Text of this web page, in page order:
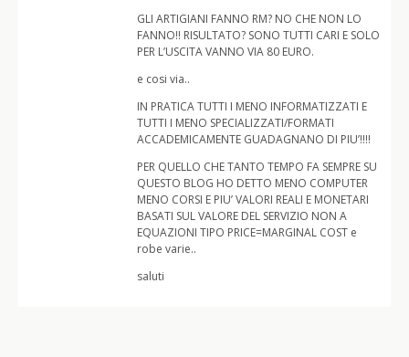
GLI ARTIGIANI FANNO RM? NO CHE NON LO
FANNO!! RISULTATO? SONO TUTTI CARI E SOLO
PER L’USCITA VANNO VIA 80 EURO.
e cosi via..
IN PRATICA TUTTI I MENO INFORMATIZZATI E
TUTTI I MENO SPECIALIZZATI/FORMATI
ACCADEMICAMENTE GUADAGNANO DI PIU’!!!!
PER QUELLO CHE TANTO TEMPO FA SEMPRE SU
QUESTO BLOG HO DETTO MENO COMPUTER
MENO CORSI E PIU’ VALORI REALI E MONETARI
BASATI SUL VALORE DEL SERVIZIO NON A
EQUAZIONI TIPO PRICE=MARGINAL COST e
robe varie..
saluti